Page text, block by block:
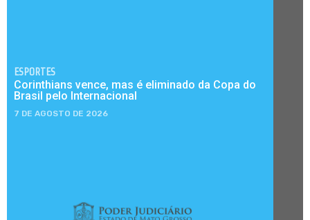
ESPORTES
Corinthians vence, mas é eliminado da Copa do
Brasil pelo Internacional
7 DE AGOSTO DE 2026